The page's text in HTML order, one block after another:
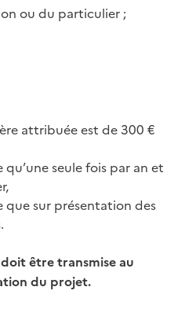
ou du particulier ;
attribuée est de 300 €
seule fois par an et
que sur présentation des
être transmise au
du projet.